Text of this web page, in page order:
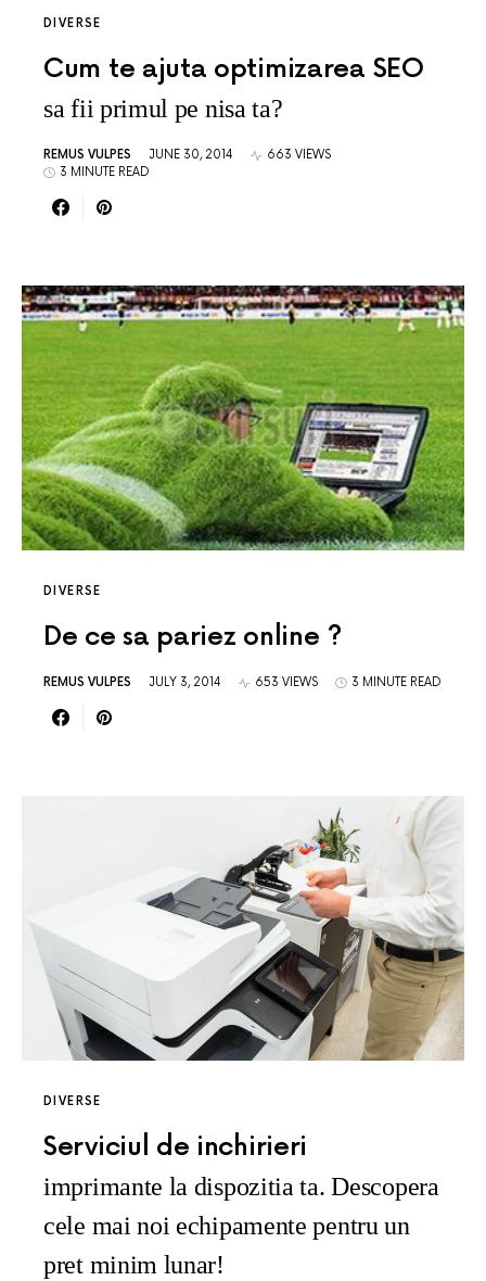
DIVERSE
Cum te ajuta optimizarea SEO
sa fii primul pe nisa ta?
REMUS VULPES JUNE 30, 2014
663 VIEWS
3 MINUTE READ
DIVERSE
De ce sa pariez online ?
REMUS VULPES JULY 3, 2014 653 VIEWS 3 MINUTE READ
DIVERSE
Serviciul de inchirieri
imprimante la dispozitia ta. Descopera
cele mai noi echipamente pentru un
pret minim lunar!